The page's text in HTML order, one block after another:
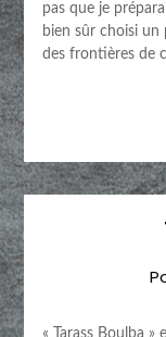
pas que je
bien sûr choisi un
des frontières de
« Tarass Boulba